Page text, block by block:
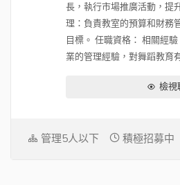
長，執行市場推廣活動，提
理：負責教室的預算和財務
目標。 任職資格： 相關經
業的管理經驗，對舞蹈教育
檢視
管理5人以下 積極招募中